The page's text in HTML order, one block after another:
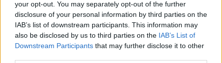
your opt-out. You may separately opt-out of the further
disclosure of your personal information by third parties on the
IAB’s list of downstream participants. This information may
also be disclosed by us to third parties on the IAB’s List of
Downstream Participants that may further disclose it to other
Szada|2022 április 17. 07:55